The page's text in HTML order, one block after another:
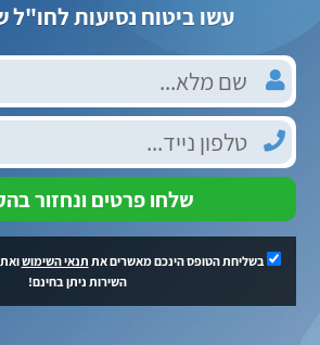
עשו ביטוח נסיעות
שלחו פרטים ונחזור
בשליחת הטופס הינכם מאשרים את תנאי השימוש
השירות ניתן בחינם!